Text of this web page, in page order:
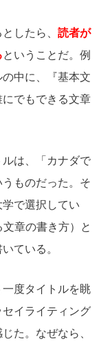
したら、 読者が
ということだ。例
中に、『基本文
でもできる文章
は、「カナダで
ものだった。そ
で選択してい
章の書き方）と
ている。
度タイトルを眺
イライティング
た。なぜなら、